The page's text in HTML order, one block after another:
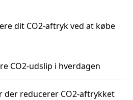
dit CO2-aftryk ved at købe
CO2-udslip i hverdagen
der reducerer CO2-aftrykket